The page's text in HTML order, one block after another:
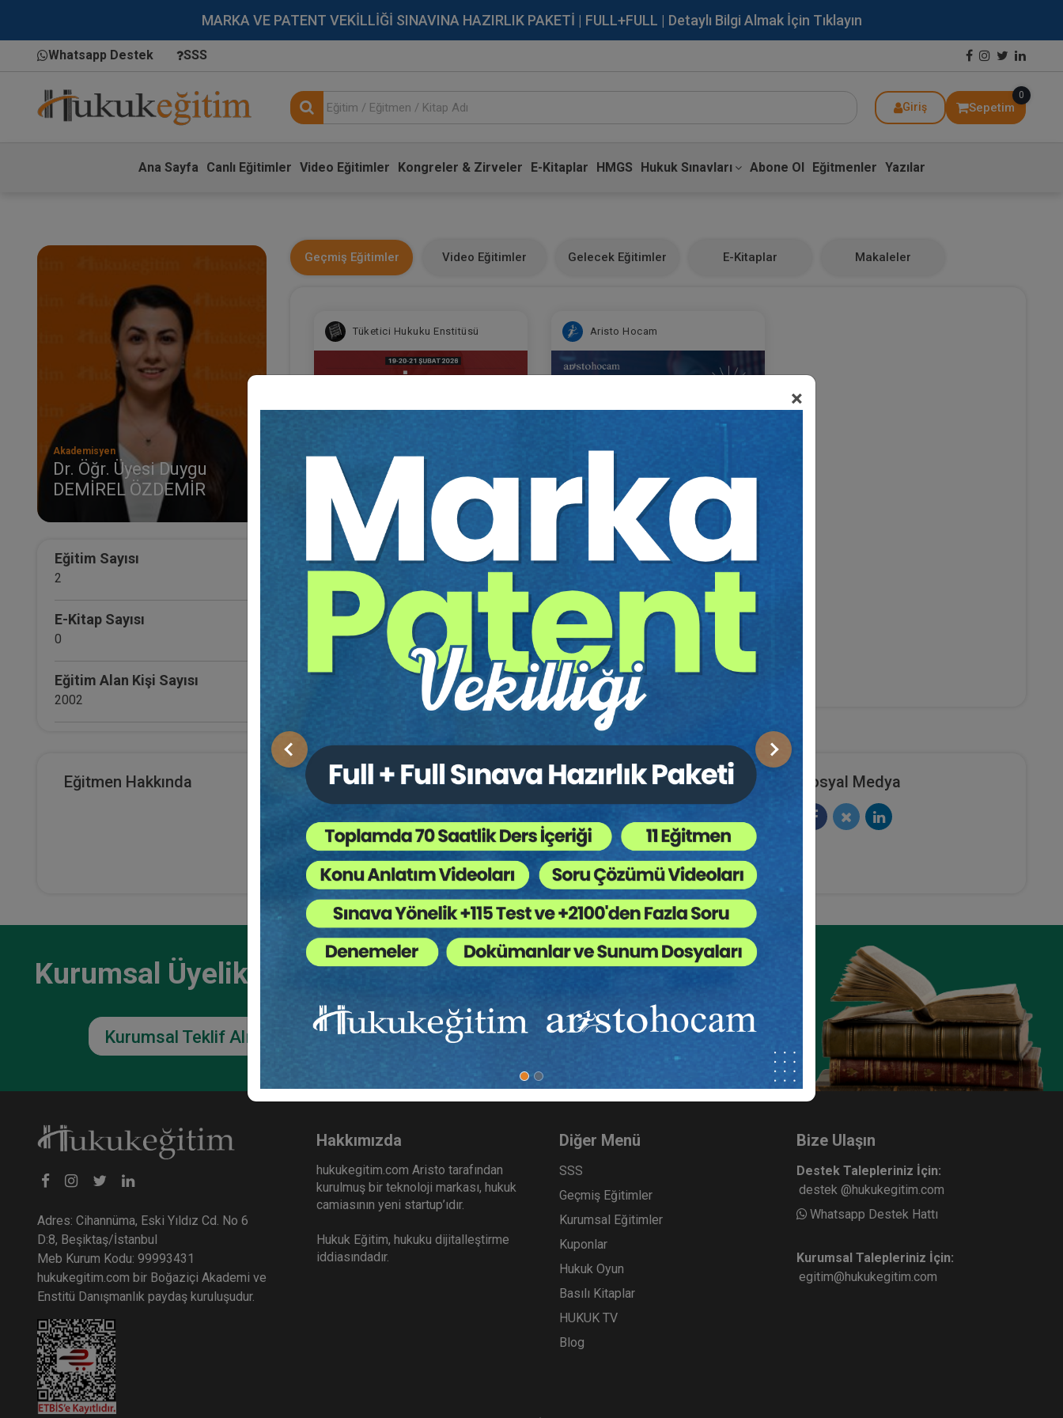
MARKA VE PATENT VEKİLLİĞİ SINAVINA HAZIRLIK PAKETİ | FULL+FULL | Detaylı Bilgi Almak İçin Tıklayın
Whatsapp Destek SSS
Giriş Sepetim
0
Ana Sayfa Canlı Eğitimler Video Eğitimler Kongreler & Zirveler E-Kitaplar HMGS Hukuk Sınavları Abone Ol Eğitmenler Yazılar
×
Önceki Sonraki
Akademisyen
Dr. Öğr. Üyesi Duygu
DEMİREL ÖZDEMİR
Eğitim Sayısı
2
E-Kitap Sayısı
0
Eğitim Alan Kişi Sayısı
2002
Geçmiş Eğitimler Video Eğitimler Gelecek Eğitimler E-Kitaplar Makaleler
Tüketici Hukuku Enstitüsü
VI. TİCARET HUKUKU KONGRESİ
Eğitim Yapıldı Tekrar Talep Et
Aristo Hocam
Aristo Hocam HMGS 2025 NİSAN
Eğitim Yapıldı Tekrar Talep Et
Eğitmen Hakkında Sosyal Medya
Kurumsal Üyelikler İçin
Kurumsal Teklif Alın
Ekibinizin hukuk bilgisini yükseltin, kaliteli içeriklerle size
Ekibinize, Hukuk Eğitim’in birbirinden kaliteli eğitimlerine
sınırsız erişim imkanı sunun.
Adres: Cihannüma, Eski Yıldız Cd. No 6
D:8, Beşiktaş/İstanbul
Meb Kurum Kodu: 99993431
hukukegitim.com bir Boğaziçi Akademi ve
Enstitü Danışmanlık paydaş kuruluşudur.
Hakkımızda
hukukegitim.com Aristo tarafından
kurulmuş bir teknoloji markası, hukuk
camiasının yeni startup’ıdır.
Hukuk Eğitim, hukuku dijitalleştirme
iddiasındadır.
Diğer Menü
SSS
Geçmiş Eğitimler
Kurumsal Eğitimler
Kuponlar
Hukuk Oyun
Basılı Kitaplar
HUKUK TV
Blog
Bize Ulaşın
Destek Talepleriniz İçin:
destek @hukukegitim.com
Whatsapp Destek Hattı
Kurumsal Talepleriniz İçin:
egitim@hukukegitim.com